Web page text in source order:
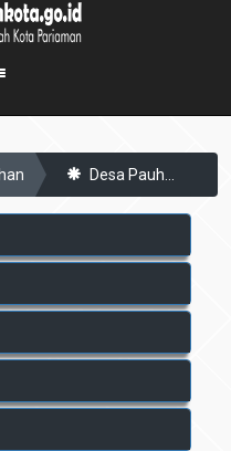
Desa Pauh...